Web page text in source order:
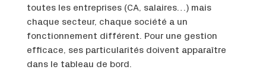
toutes les entreprises (CA, salaires…) mais
chaque secteur, chaque société a un
fonctionnement différent. Pour une gestion
efficace, ses particularités doivent apparaître
dans le tableau de bord.